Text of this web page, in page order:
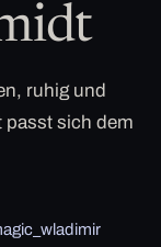
ruhig und
passt sich dem